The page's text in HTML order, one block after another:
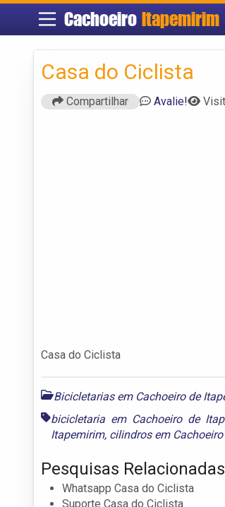
Cachoeiro Itapemirim
Casa do Ciclista
Compartilhar Avalie!
Casa do Ciclista
Bicicletarias em Cachoeiro de
bicicletaria em Cachoeiro de
Itapemirim, cilindros em
Pesquisas Relacionadas
Whatsapp Casa do Ciclista
Suporte Casa do Ciclista